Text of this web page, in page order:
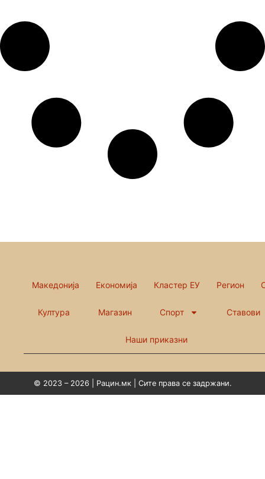
Македонија Економија Кластер ЕУ Регион
Култура Магазин Спорт Ставови
Наши приказни
© 2023 – 2026 | Рацин.мк | Сите права се задржани.